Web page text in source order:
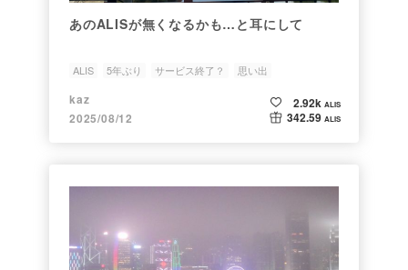
あのALISが無くなるかも…と耳にして
ALIS 5年ぶり サービス終了？ 思い出
kaz
2025/08/12
2.92k ALIS
342.59 ALIS